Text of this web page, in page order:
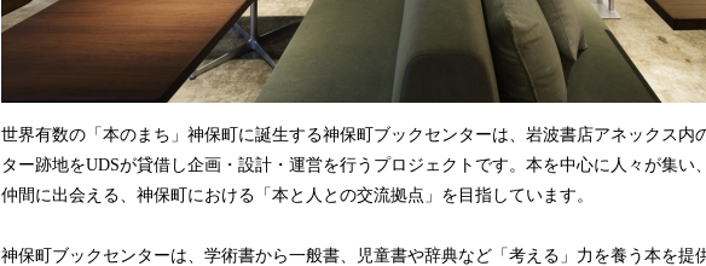
世界有数の「本のまち」神保町に誕生する神保町ブックセンターは、岩波書店アネックス内
ター跡地をUDSが貸借し企画・設計・運営を行うプロジェクトです。本を中心に人々が集い
仲間に出会える、神保町における「本と人との交流拠点」を目指しています。
神保町ブックセンターは、学術書から一般書、児童書や辞典など「考える」力を養う本を提